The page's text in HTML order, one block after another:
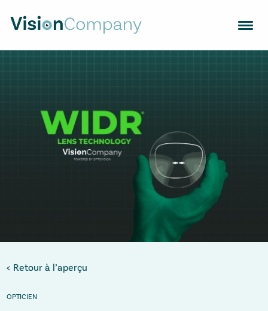
CHERCHEZ UN OPTICIEN
TENDANCES
CONTACT
VISION SUPPORT
Retour à l’aperçu
OPTICIEN